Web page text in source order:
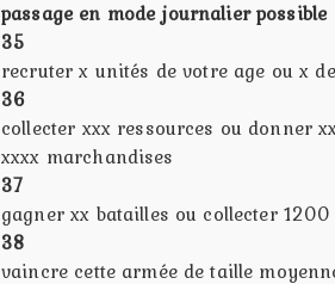
passage en mode journalier possible
35
recruter x unités de votre age ou x
36
collecter xxx ressources ou donner
xxxx marchandises
37
gagner xx batailles ou collecter
38
vaincre cette armée de taille